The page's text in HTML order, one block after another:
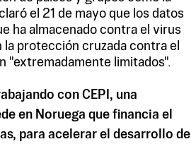
el 21 de mayo que los datos
ha almacenado contra el virus
la protección cruzada contra el
"extremadamente limitados".
con CEPI, una
en Noruega que financia el
para acelerar el desarrollo de